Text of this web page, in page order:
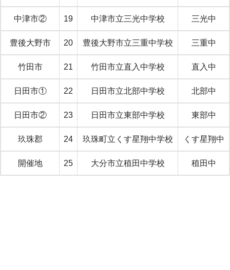
中津市② 19 中津市立三光中学校 三光中
豊後大野市 20 豊後大野市立三重中学校 三重中
竹田市 21 竹田市立直入中学校 直入中
日田市① 22 日田市立北部中学校 北部中
日田市② 23 日田市立東部中学校 東部中
玖珠郡 24 玖珠町立くす星翔中学校 くす星翔中
開催地 25 大分市立稙田中学校 稙田中